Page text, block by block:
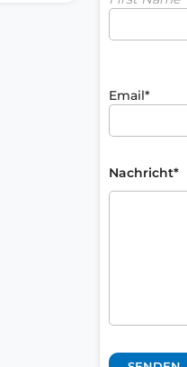
Email*
Nachricht*